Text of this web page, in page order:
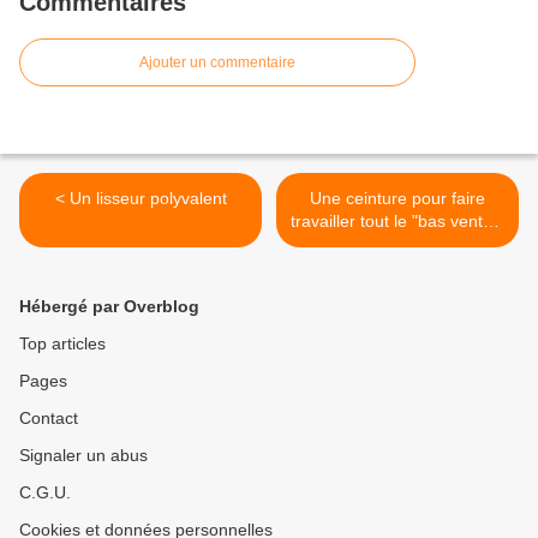
Ajouter un commentaire
< Un lisseur polyvalent
Une ceinture pour faire
travailler tout le "bas ventre"
>
Hébergé par Overblog
Top articles
Pages
Contact
Signaler un abus
C.G.U.
Cookies et données personnelles